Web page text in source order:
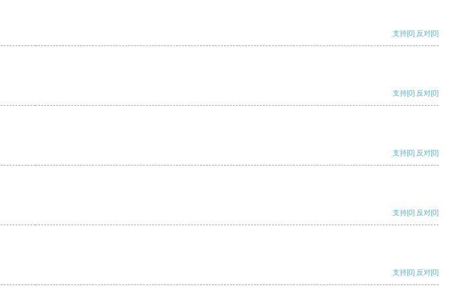
支持[0] 反对[0]
支持[0] 反对[0]
支持[0] 反对[0]
支持[0] 反对[0]
支持[0] 反对[0]